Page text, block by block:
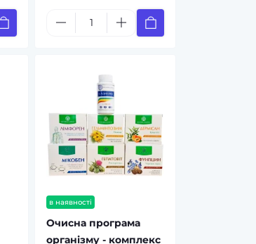
в наявності
Очисна програма
організму - комплекс